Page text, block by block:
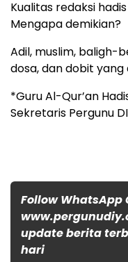
Kualitas redaksi
Mengapa demikian?
Adil, muslim, baligh-
dosa, dan dobit
*Guru Al-Qur’an
Sekretaris Pergunu
Follow WhatsApp
update berita
hari